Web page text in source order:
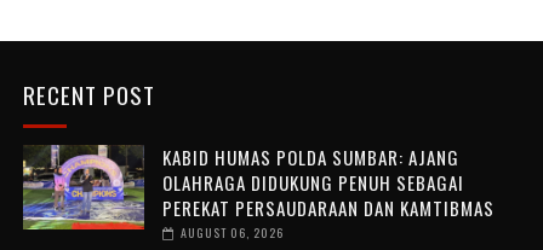
RECENT POST
KABID HUMAS POLDA SUMBAR: AJANG
OLAHRAGA DIDUKUNG PENUH SEBAGAI
PEREKAT PERSAUDARAAN DAN KAMTIBMAS
AUGUST 06, 2026